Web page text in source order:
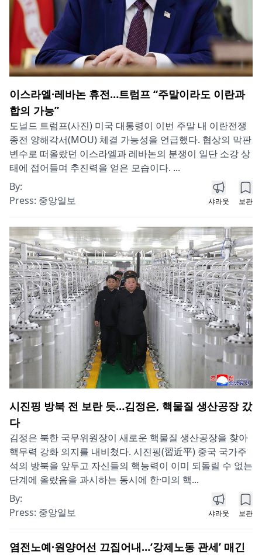
이스라엘·레바논 휴전…트럼프 “주말이라도 이란과
합의 가능”
도널드 트럼프(사진) 미국 대통령이 이번 주말 내 이란전쟁
종전 양해각서(MOU) 체결 가능성을 언급했다. 협상의 막판
변수로 떠올랐던 이스라엘과 레바논의 분쟁이 일단 소강 상
태에 접어들며 추진력을 얻은 모습이다. ...
By:
Press: 중앙일보 샤라웃 보관
시진핑 방북 전 보란 듯…김정은, 핵물질 생산공장 갔
다
김정은 북한 국무위원장이 새로운 핵물질 생산공장을 찾아
핵무력 강화 의지를 내비쳤다. 시진핑(習近平) 중국 국가주
석의 방북을 앞두고 자신들의 핵능력이 이미 되돌릴 수 없는
단계에 올랐음을 과시하는 동시에 한·미의 핵...
By:
Press: 중앙일보 샤라웃 보관
염전노예·원양어선 끄집어내…‘강제노동 관세’ 매긴